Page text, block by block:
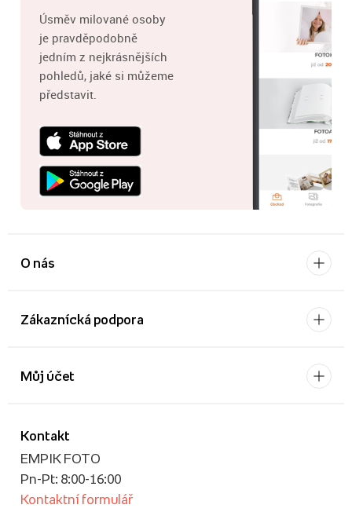
Úsměv milované osoby
je pravděpodobně
jedním z nejkrásnějších
pohledů, jaké si můžeme
představit.
O nás
Zákaznícká podpora
Kontakt
EMPIK FOTO
Pn-Pt: 8:00-16:00
Kontaktní formulář
Můj účet